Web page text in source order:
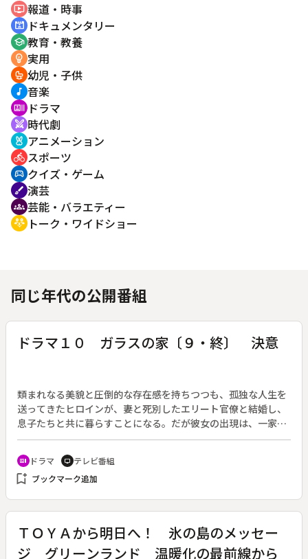
ondemand_video 報道・時事
cinematic_blur ドキュメンタリー
school 教育・教養
emoji_objects 実用
crib 幼児・子供
music_note 音楽
recent_actors ドラマ
swords 時代劇
cruelty_free アニメーション
directions_bike スポーツ
sports_esports クイズ・ゲーム
brush 演芸
groups 芸能・バラエティー
adaptive_audio_mic トーク・ワイドショー
同じ年代の公開番組
ドラマ１０ ガラスの家〔９・終〕 決意
類まれなる美貌と圧倒的な存在感を持ちつつも、孤独な人生を
送ってきたヒロインが、妻と死別したエリート官僚と結婚し、
息子たちと共に暮らすことになる。だが彼女の出現は、一家の
運命を狂わせていく。作：大石静。（２０１３年９月３日～１
０月２９日放送、全９回）◆最終回「決意」。澁澤家を離れて
フラワーショップで働き、新しい道を歩み始めた黎（井川遥）
は、着実に才能を発揮し始めていた。ただし、充実した生活を
方、脱税疑惑で苦境に立たされた政治家・村木（片岡愛之助）
の運命を決める総選挙が迫っていた。村木に心酔する仁志は、
村木を必死に支えようとするが、一成（藤本隆宏）は、自分を
裏切った黎と仁志への復讐を完成させるべく、最後の手段に動
recent_actors ドラマ tv テレビ番組
bookmark_add ブックマーク追加
ＴＯＹＡから明日へ！ 氷の島のメッセー
ジ グリーンランド 温暖化の最前線から